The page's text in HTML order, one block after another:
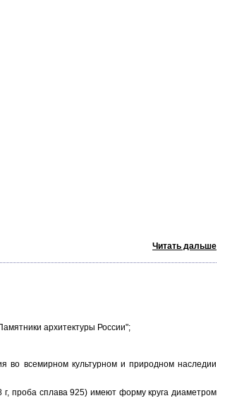
Читать дальше
архитектуры России";
всемирном культурном и природном наследии
проба сплава 925) имеют форму круга диаметром